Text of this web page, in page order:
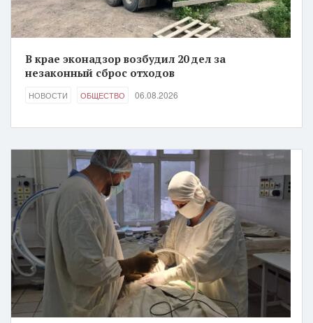
В крае эконадзор возбудил 20 дел за
незаконный сброс отходов
НОВОСТИ ОБЩЕСТВО 06.08.2026